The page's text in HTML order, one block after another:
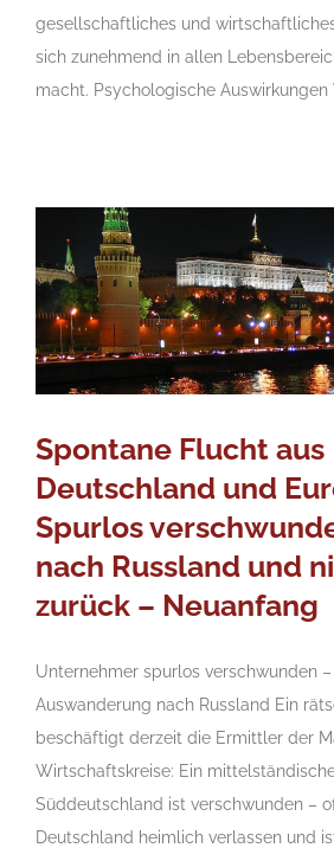
gesellschaftliches und
sich zunehmend in allen
macht. Psychologische Auswirkungen
Spontane Flucht aus
Deutschland und
Spurlos
nach Russland und
zurück – Neuanfang
Unternehmer spurlos verschwunden
Auswanderung nach Russland Ein
beschäftigt derzeit die Ermittler der
Wirtschaftskreise: Ein
Süddeutschland ist verschwunden –
Deutschland heimlich verlassen und